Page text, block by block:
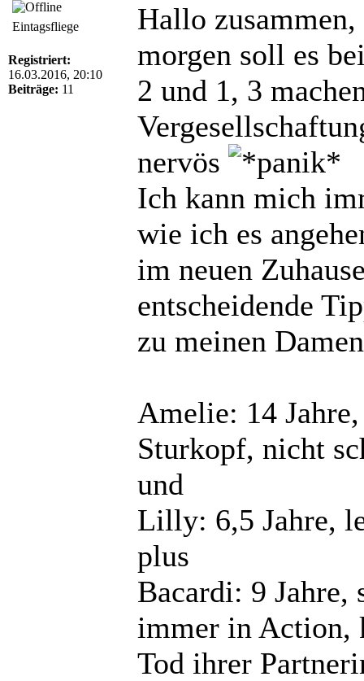
Eintagsfliege
Registriert:
16.03.2016, 20:10
Beiträge: 11
Hallo zusammen,
morgen soll es
2 und 1, 3
nervös
Ich kann mich
wie ich es
im neuen
entscheidende
zu meinen
Amelie: 14
Sturkopf, nicht
und
Lilly: 6,5 Jahre,
plus
Bacardi: 9
immer in Action,
Tod ihrer